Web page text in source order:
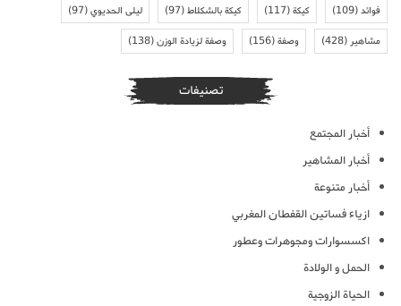
فوائد(109) كيكة(117) كيكة بالشكلاط(97) ليلى الحديوي(97)
مشاهير(428) وصفة(156) وصفة لزيادة الوزن(138)
تصنيفات
أخبار المجتمع
أخبار المشاهير
أخبار متنوعة
ازياء فساتين القفطان المغربي
اكسسوارات ومجوهرات وعطور
الحمل و الولادة
الحياة الزوجية